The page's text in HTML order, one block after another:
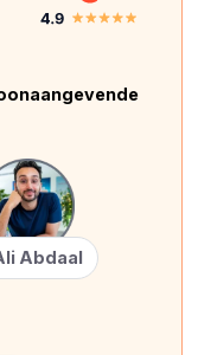
Abdaal